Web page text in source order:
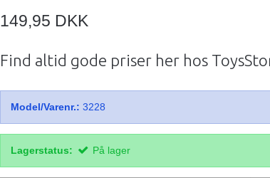
149,95 DKK
Find altid gode priser her hos
Model/Varenr.: 3228
Lagerstatus: På lager